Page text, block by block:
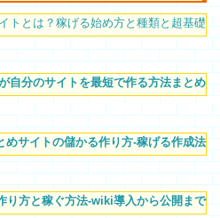
トとは？稼げる始め方と種類と超基礎
自分のサイトを最短で作る方法まとめ
めサイトの儲かる作り方-稼げる作成法
り方と稼ぐ方法-wiki導入から公開まで